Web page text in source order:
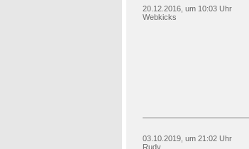
20.12.2016, um 10:03 Uhr
Webkicks
03.10.2019, um 21:02 Uhr
Rudy